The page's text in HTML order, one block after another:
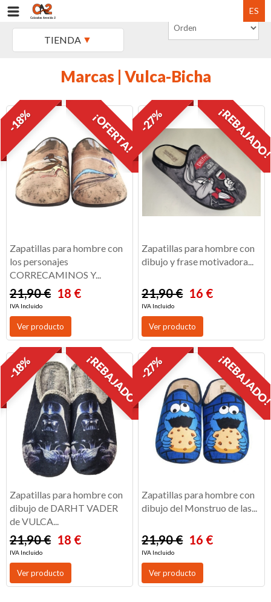
ES
TIENDA
Marcas | Vulca-Bicha
¡OFERTA!
-18%
Zapatillas para hombre con
los personajes
CORRECAMINOS Y...
21,90 € 18 €
IVA Incluido
Ver producto
-27%
Zapatillas para hombre con
dibujo y frase motivadora...
21,90 € 16 €
IVA Incluido
Ver producto
¡REBAJADO!
-18%
Zapatillas para hombre con
dibujo de DARHT VADER
de VULCA...
21,90 € 18 €
IVA Incluido
Ver producto
-27%
Zapatillas para hombre con
dibujo del Monstruo de las...
21,90 € 16 €
IVA Incluido
Ver producto